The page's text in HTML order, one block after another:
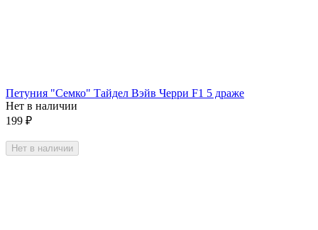
Петуния "Семко" Тайдел Вэйв Черри F1 5 драже
Нет в наличии
199 ₽
Нет в наличии